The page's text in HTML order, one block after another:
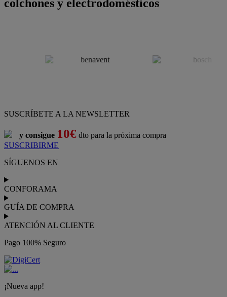
colchones y electrodomésticos
SUSCRÍBETE A LA NEWSLETTER
y consigue 10€ dto para la próxima compra
SUSCRIBIRME
SÍGUENOS EN
CONFORAMA
GUÍA DE COMPRA
ATENCIÓN AL CLIENTE
Pago 100% Seguro
¡Nueva app!